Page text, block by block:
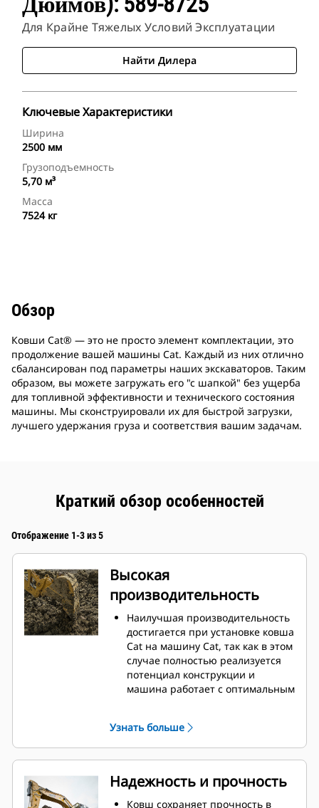
Для Крайне Тяжелых Условий Эксплуатации
Найти Дилера
Ключевые Характеристики
Ширина
2500 мм
Грузоподъемность
5,70 м³
Масса
7524 кг
Обзор
Ковши Cat® — это не просто элемент комплектации, это
продолжение вашей машины Cat. Каждый из них отлично
сбалансирован под параметры наших экскаваторов. Таким
образом, вы можете загружать его "с шапкой" без ущерба
для топливной эффективности и технического состояния
машины. Мы сконструировали их для быстрой загрузки,
лучшего удержания груза и соответствия вашим задачам.
Краткий обзор особенностей
Отображение 1-3 из 5
Высокая
производительность
Наилучшая производительность
достигается при установке ковша
Cat на машину Cat, так как в этом
случае полностью реализуется
потенциал конструкции и
машина работает с оптимальным
Профиль кожуха с двойным
радиусом позволяет улучшить
попадание материала в ковш.
упора гарантирует, что нижняя
часть ковша не цепляется за
Узнать больше
Надежность и прочность
Ковш сохраняет прочность в